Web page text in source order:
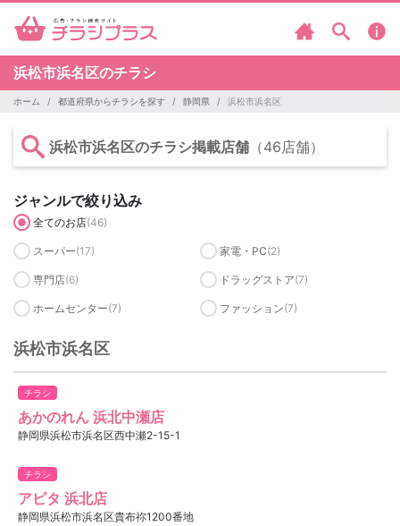
浜松市浜名区のチラシ
ホーム 都道府県からチラシを探す 静岡県 浜松市浜名区
浜松市浜名区のチラシ掲載店舗 （46店舗）
ジャンルで絞り込み
全てのお店(46)
スーパー(17) 家電・PC(2)
専門店(6) ドラッグストア(7)
ホームセンター(7) ファッション(7)
浜松市浜名区
チラシ
あかのれん 浜北中瀬店
静岡県浜松市浜名区西中瀬2-15-1
チラシ
アピタ 浜北店
静岡県浜松市浜名区貴布祢1200番地